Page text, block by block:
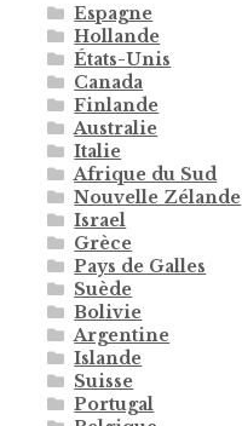
Espagne
Hollande
États-Unis
Canada
Finlande
Australie
Italie
Afrique du Sud
Nouvelle Zélande
Israel
Grèce
Pays de Galles
Suède
Bolivie
Argentine
Islande
Suisse
Portugal